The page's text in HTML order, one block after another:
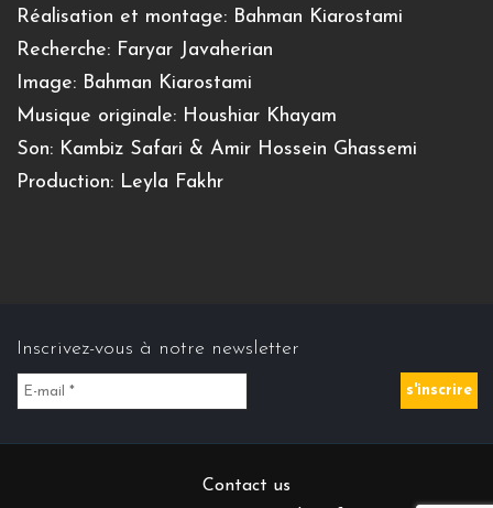
Réalisation et montage: Bahman Kiarostami
Recherche: Faryar Javaherian
Image: Bahman Kiarostami
Musique originale: Houshiar Khayam
Son: Kambiz Safari & Amir Hossein Ghassemi
Production: Leyla Fakhr
Inscrivez-vous à notre newsletter
Contact us